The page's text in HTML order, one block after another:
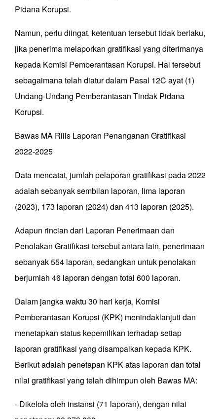
Pidana Korupsi.
Namun, perlu diingat, ketentuan tersebut tidak berlaku,
jika penerima melaporkan gratifikasi yang diterimanya
kepada Komisi Pemberantasan Korupsi. Hal tersebut
sebagaimana telah diatur dalam Pasal 12C ayat (1)
Undang-Undang Pemberantasan Tindak Pidana
Korupsi.
Bawas MA Rilis Laporan Penanganan Gratifikasi
2022-2025
Data mencatat, jumlah pelaporan gratifikasi pada 2022
adalah sebanyak sembilan laporan, lima laporan
(2023), 173 laporan (2024) dan 413 laporan (2025).
Adapun rincian dari Laporan Penerimaan dan
Penolakan Gratifikasi tersebut antara lain, penerimaan
sebanyak 554 laporan, sedangkan untuk penolakan
berjumlah 46 laporan dengan total 600 laporan.
Dalam jangka waktu 30 hari kerja, Komisi
Pemberantasan Korupsi (KPK) menindaklanjuti dan
menetapkan status kepemilikan terhadap setiap
laporan gratifikasi yang disampaikan kepada KPK.
Berikut adalah penetapan KPK atas laporan dan total
nilai gratifikasi yang telah dihimpun oleh Bawas MA:
- Dikelola oleh instansi (71 laporan), dengan nilai